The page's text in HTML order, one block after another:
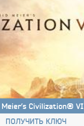
Meier’s Civilization® VI
ПОЛУЧИТЬ КЛЮЧ